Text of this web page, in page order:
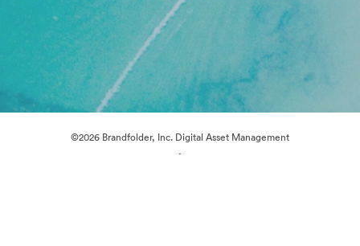
©2026 Brandfolder, Inc. Digital Asset Management
·